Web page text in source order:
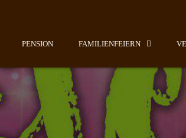
PENSION FAMILIENFEIERN